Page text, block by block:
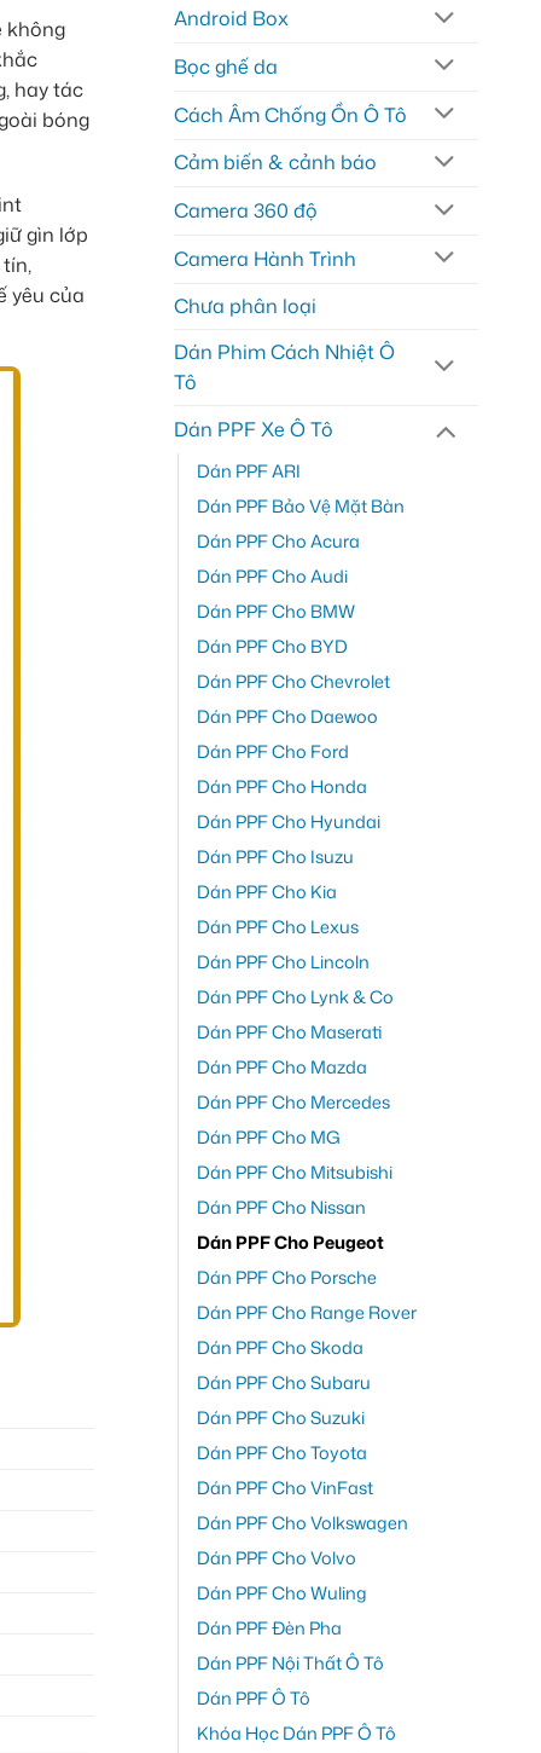
không
hay tác
bóng
gìn lớp
yêu của
Android Box
Bọc ghế da
Cách Âm Chống Ồn Ô Tô
Cảm biến & cảnh báo
Camera 360 độ
Camera Hành Trình
Chưa phân loại
Dán Phim Cách Nhiệt Ô
Tô
Dán PPF Xe Ô Tô
Dán PPF ARI
Dán PPF Bảo Vệ Mặt Bàn
Dán PPF Cho Acura
Dán PPF Cho Audi
Dán PPF Cho BMW
Dán PPF Cho BYD
Dán PPF Cho Chevrolet
Dán PPF Cho Daewoo
Dán PPF Cho Ford
Dán PPF Cho Honda
Dán PPF Cho Hyundai
Dán PPF Cho Isuzu
Dán PPF Cho Kia
Dán PPF Cho Lexus
Dán PPF Cho Lincoln
Dán PPF Cho Lynk & Co
Dán PPF Cho Maserati
Dán PPF Cho Mazda
Dán PPF Cho Mercedes
Dán PPF Cho MG
Dán PPF Cho Mitsubishi
Dán PPF Cho Nissan
Dán PPF Cho Peugeot
Dán PPF Cho Porsche
Dán PPF Cho Range Rover
Dán PPF Cho Skoda
Dán PPF Cho Subaru
Dán PPF Cho Suzuki
Dán PPF Cho Toyota
Dán PPF Cho VinFast
Dán PPF Cho Volkswagen
Dán PPF Cho Volvo
Dán PPF Cho Wuling
Dán PPF Đèn Pha
Dán PPF Nội Thất Ô Tô
Dán PPF Ô Tô
Khóa Học Dán PPF Ô Tô